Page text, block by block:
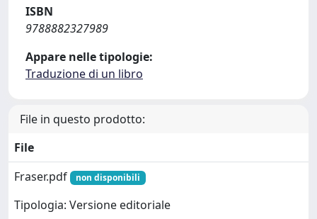
ISBN
9788882327989
Appare nelle tipologie:
Traduzione di un libro
File in questo prodotto:
File
Fraser.pdf
non disponibili
Tipologia: Versione editoriale